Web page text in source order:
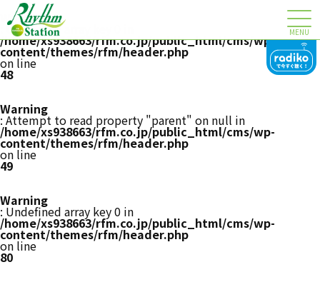
Warning
: Undefined array key 0 in
/home/xs938663/rfm.co.jp/public_html/cms/wp-
content/themes/rfm/header.php
on line
48
Warning
: Attempt to read property "parent" on null in
/home/xs938663/rfm.co.jp/public_html/cms/wp-
content/themes/rfm/header.php
on line
49
Warning
: Undefined array key 0 in
/home/xs938663/rfm.co.jp/public_html/cms/wp-
content/themes/rfm/header.php
on line
80
MENU